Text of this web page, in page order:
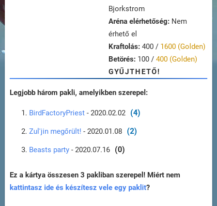
Bjorkstrom
Aréna elérhetőség: Nem
érhető el
Kraftolás: 400 / 1600 (Golden)
Betörés: 100 / 400 (Golden)
GYŰJTHETŐ!
Legjobb három pakli, amelyikben szerepel:
BirdFactoryPriest - 2020.02.02 (4)
Zul'jin megőrült! - 2020.01.08 (2)
Beasts party - 2020.07.16 (0)
Ez a kártya összesen 3 pakliban szerepel! Miért nem
kattintasz ide és készítesz vele egy paklit?